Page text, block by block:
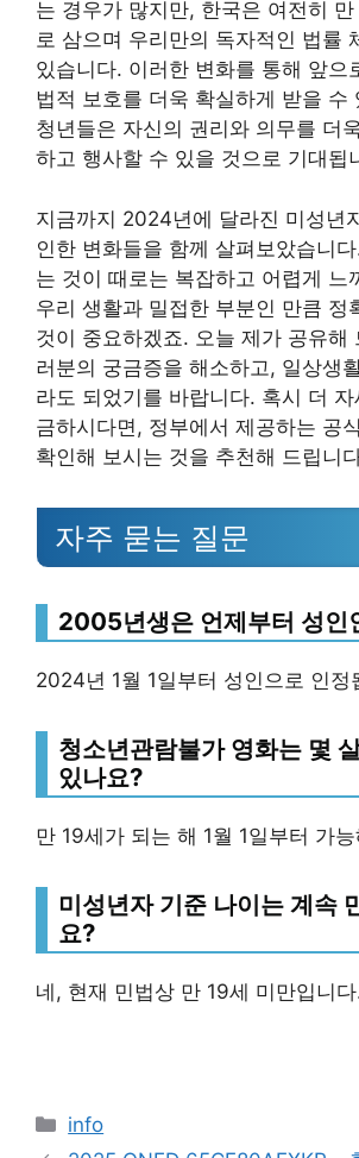
는 경우가 많지만, 한국은 여전히
로 삼으며 우리만의 독자적인 법률
있습니다. 이러한 변화를 통해 앞으
법적 보호를 더욱 확실하게 받을 수
청년들은 자신의 권리와 의무를 더
하고 행사할 수 있을 것으로 기대됩
지금까지 2024년에 달라진 미성년
인한 변화들을 함께 살펴보았습니
는 것이 때로는 복잡하고 어렵게 느
우리 생활과 밀접한 부분인 만큼 정
것이 중요하겠죠. 오늘 제가 공유해
러분의 궁금증을 해소하고, 일상생
라도 되었기를 바랍니다. 혹시 더
금하시다면, 정부에서 제공하는 공
확인해 보시는 것을 추천해 드립니
자주 묻는 질문
2005년생은 언제부터 성인
2024년 1월 1일부터 성인으로 인정
청소년관람불가 영화는 몇
있나요?
만 19세가 되는 해 1월 1일부터 가
미성년자 기준 나이는 계속
요?
네, 현재 민법상 만 19세 미만입니
Categories
info